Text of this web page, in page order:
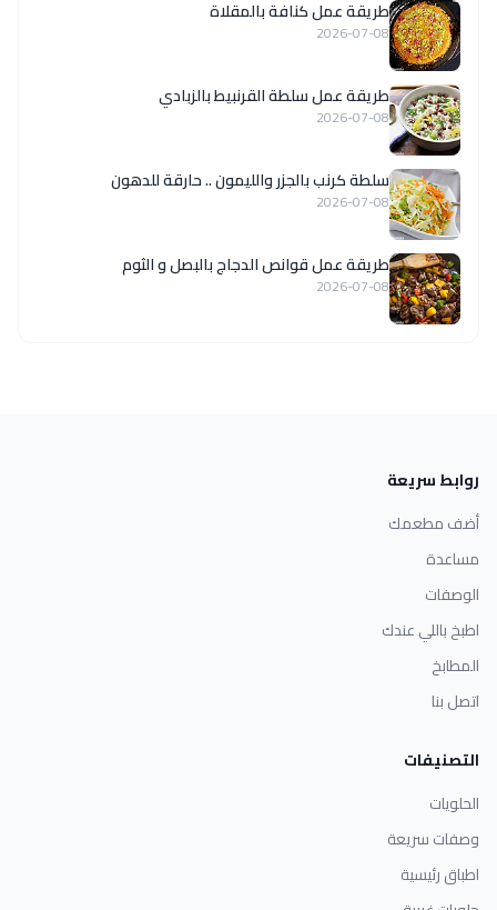
طريقة عمل كنافة بالمقلاة
2026-07-08
طريقة عمل سلطة القرنبيط بالزبادي
2026-07-08
سلطة كرنب بالجزر والليمون .. حارقة للدهون
2026-07-08
طريقة عمل قوانص الدجاج بالبصل و الثوم
2026-07-08
روابط سريعة
أضف مطعمك
مساعدة
الوصفات
اطبخ باللي عندك
المطابخ
اتصل بنا
التصنيفات
الحلويات
وصفات سريعة
اطباق رئيسية